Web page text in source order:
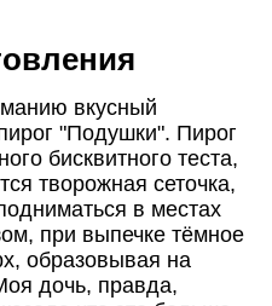
вкусный
"Подушки". Пирог
бисквитного теста,
творожная сеточка,
в местах
при выпечке тёмное
образовывая на
дочь, правда,